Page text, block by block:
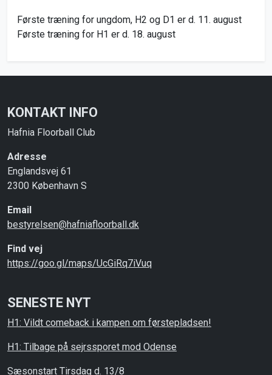
Første træning for ungdom, H2 og D1 er d. 11. august
Første træning for H1 er d. 18. august
KONTAKT INFO
Hafnia Floorball Club
Adresse
Englandsvej 61
2300 København S
Email
bestyrelsen@hafniafloorball.dk
Find vej
https://goo.gl/maps/UcGiRq7iVuq
SENESTE NYT
H1: Vildt comeback i kampen om førstepladsen!
H1: Tilbage på sejrssporet mod Odense
Sæsonstart Tirsdag d. 13/8